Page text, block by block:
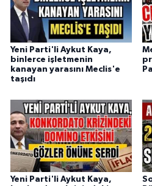
Yeni Parti'li Aykut Kaya,
binlerce işletmenin
kanayan yarasını Meclis'e
taşıdı
Yeni Parti'li Aykut Kaya,